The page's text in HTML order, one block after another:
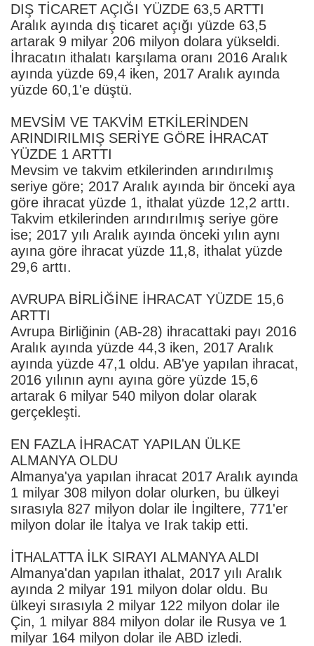
DIŞ TİCARET AÇIĞI YÜZDE 63,5 ARTTI
Aralık ayında dış ticaret açığı yüzde 63,5
artarak 9 milyar 206 milyon dolara yükseldi.
İhracatın ithalatı karşılama oranı 2016 Aralık
ayında yüzde 69,4 iken, 2017 Aralık ayında
yüzde 60,1'e düştü.
MEVSİM VE TAKVİM ETKİLERİNDEN
ARINDIRILMIŞ SERİYE GÖRE İHRACAT
YÜZDE 1 ARTTI
Mevsim ve takvim etkilerinden arındırılmış
seriye göre; 2017 Aralık ayında bir önceki aya
göre ihracat yüzde 1, ithalat yüzde 12,2 arttı.
Takvim etkilerinden arındırılmış seriye göre
ise; 2017 yılı Aralık ayında önceki yılın aynı
ayına göre ihracat yüzde 11,8, ithalat yüzde
29,6 arttı.
AVRUPA BİRLİĞİNE İHRACAT YÜZDE 15,6
ARTTI
Avrupa Birliğinin (AB-28) ihracattaki payı 2016
Aralık ayında yüzde 44,3 iken, 2017 Aralık
ayında yüzde 47,1 oldu. AB'ye yapılan ihracat,
2016 yılının aynı ayına göre yüzde 15,6
artarak 6 milyar 540 milyon dolar olarak
gerçekleşti.
EN FAZLA İHRACAT YAPILAN ÜLKE
ALMANYA OLDU
Almanya'ya yapılan ihracat 2017 Aralık ayında
1 milyar 308 milyon dolar olurken, bu ülkeyi
sırasıyla 827 milyon dolar ile İngiltere, 771'er
milyon dolar ile İtalya ve Irak takip etti.
İTHALATTA İLK SIRAYI ALMANYA ALDI
Almanya'dan yapılan ithalat, 2017 yılı Aralık
ayında 2 milyar 191 milyon dolar oldu. Bu
ülkeyi sırasıyla 2 milyar 122 milyon dolar ile
Çin, 1 milyar 884 milyon dolar ile Rusya ve 1
milyar 164 milyon dolar ile ABD izledi.